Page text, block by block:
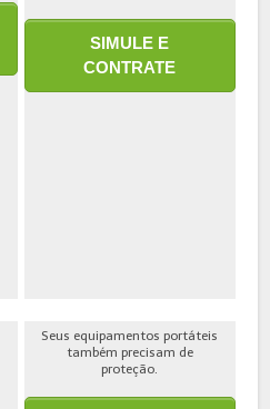
SIMULE E
CONTRATE
Seus equipamentos portáteis
também precisam de
proteção.